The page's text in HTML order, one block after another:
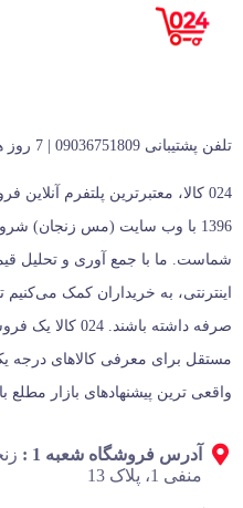
تلفن پشتیبانی 09036751809 | 7 روز هفته، 24 ساعته پاسخگوی شما هستیم
024 کالا، معتبرترین پلتفرم
شماست. ما با جمع‌ آوری و تحلیل
اینترنتی، به خریداران کمک می‌کنیم
صرفه داشته
مستقل برای معرفی کالاهای درجه
واقعی‌ ترین پیشنهادهای بازار مطلع
آدرس فروشگاه شعبه 1 :
منفی 1، پلاک 13